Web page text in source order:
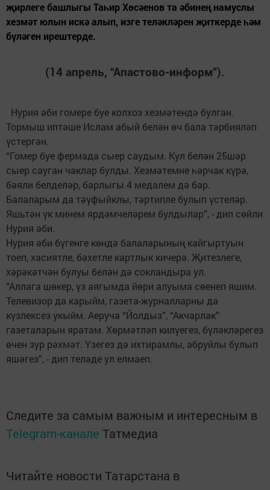
җирлеге башлыгы Таһир Хөсәенов та әбинең намуслы
хезмәт юлын искә алып, изге теләкләрен җиткерде һәм
бүләген ирештерде.
(14 апрель, “Апастово-информ”).
Нурия әби гомере буе колхоз хезмәтендә булган.
Тормыш иптәше Ислам абый белән өч бала тәрбияләп
үстергән.
“Гомер буе фермада сыер саудым. Кул белән 25шәр
сыер сауган чаклар булды. Хезмәтемне һәрчак күрә,
бәяли белделәр, барлыгы 4 медалем дә бар.
Балаларым да тәүфыйклы, тәртипле булып үстеләр.
Яшьтән үк минем ярдәмчеләрем булдылар”, - дип сөйли
Нурия әби.
Нурия әби бүгенге көндә балаларының кайгыртуын
тоеп, хасиятле, бәхетле картлык кичерә. Җитезлеге,
хәрәкәтчән булуы белән дә сокландыра ул.
“Аллага шөкер, үз аягымда йөри алуыма сөенеп яшим.
Телевизор да карыйм, газета-журналларны да
күзлексез укыйм. Аеруча “Йолдыз”, “Акчарлак”
газеталарын яратам. Хөрмәтләп килүегез, бүләкләрегез
өчен зур рәхмәт. Үзегез дә ихтирамлы, абруйлы булып
яшәгез”, - дип теләде ул елмаеп.
Следите за самым важным и интересным в
Telegram-канале Татмедиа
Читайте новости Татарстана в